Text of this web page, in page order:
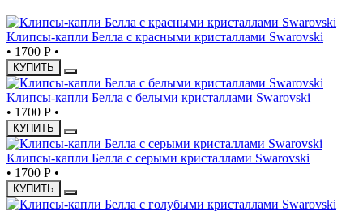
Клипсы-капли Белла с красными кристаллами Swarovski
• 1700 Р •
КУПИТЬ
Клипсы-капли Белла с белыми кристаллами Swarovski
• 1700 Р •
КУПИТЬ
Клипсы-капли Белла с серыми кристаллами Swarovski
• 1700 Р •
КУПИТЬ